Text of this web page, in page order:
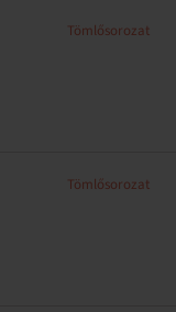
Tömlősorozat
Tömlősorozat